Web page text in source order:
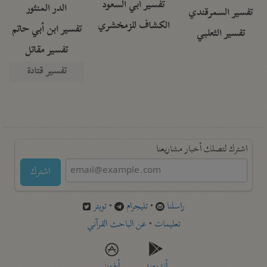
تفسير السمرقندي
تفسير الثعلبي
تفسير أبي السعود
الكشاف للزمخشري
الدر المنثور
تفسير ابن أبي حاتم
تفسير مقاتل
تفسير قتادة
اشترك لتصلك أخبار مشاريعنا
اشترك
راسلنا •تليجرام •تويتر
تعليمات •عن الباحث القرآني